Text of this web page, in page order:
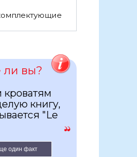
ли вы?
книгу,
"Le
один факт